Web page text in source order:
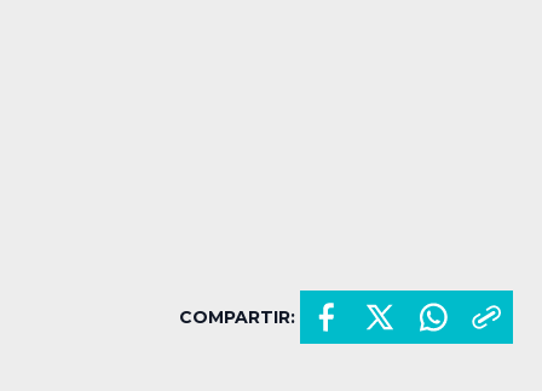
COMPARTIR: